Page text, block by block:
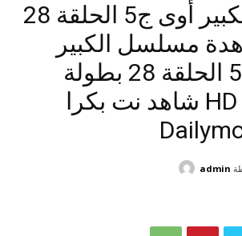
مسلسل الكبير أوى ج5 الحلقة 28
مسلسل الكبير
اوي الجزء 5 الحلقة 28 بطولة
احمد مكي HD شاهد نت بكرا
admin